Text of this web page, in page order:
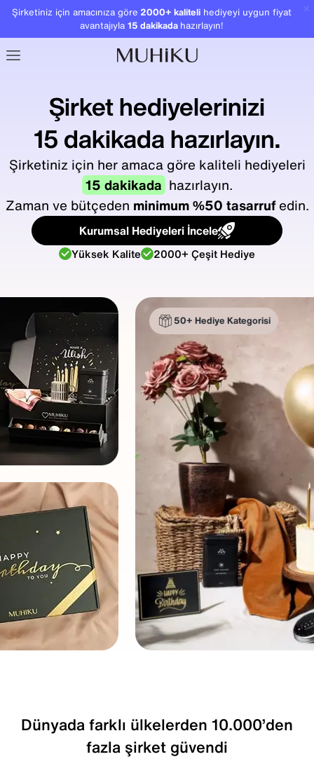
×
Şirketiniz için amacınıza göre 2000+ kalitelihediyeyi uygun fiyat
avantajıyla 15 dakikada hazırlayın!
Şirket hediyelerinizi
15 dakikada hazırlayın.
Şirketiniz için her amaca göre kaliteli hediyeleri
15 dakikada hazırlayın.
Zaman ve bütçeden minimum %50 tasarrufedin.
Kurumsal Hediyeleri İncele
Yüksek Kalite 2000+ Çeşit Hediye
50+ Hediye Kategorisi
Dünyada farklı ülkelerden 10.000’den
fazla şirket güvendi